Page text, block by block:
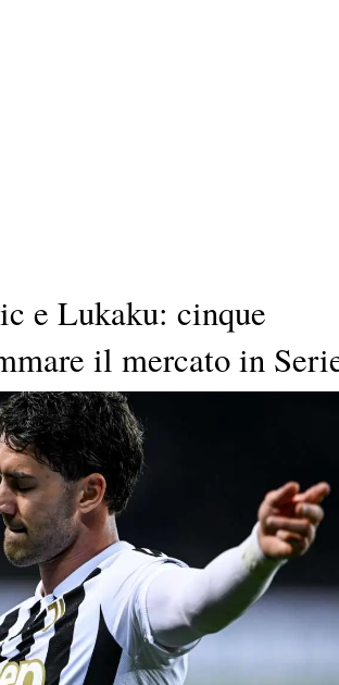
e Lukaku: cinque
il mercato in